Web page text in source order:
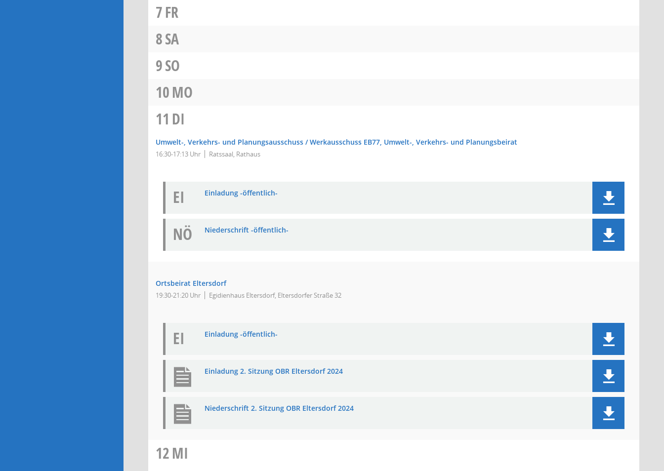
7FR
8SA
9SO
10MO
11 DI
Umwelt-, Verkehrs- und Planungsausschuss / Werkausschuss EB77, Umwelt-, Verkehrs- und Planungsbeirat
16:30-17:13 Uhr Ratssaal, Rathaus
EI Einladung -öffentlich-
NÖ Niederschrift -öffentlich-
Ortsbeirat Eltersdorf
19:30-21:20 Uhr Egidienhaus Eltersdorf, Eltersdorfer Straße 32
EI Einladung -öffentlich-
Einladung 2. Sitzung OBR Eltersdorf 2024
Niederschrift 2. Sitzung OBR Eltersdorf 2024
12MI